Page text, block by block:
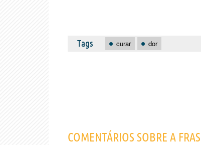
Tags curar dor
COMENTÁRIOS SOBRE A